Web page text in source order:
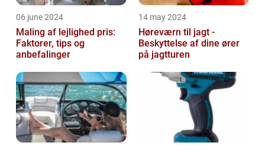
06 june 2024
Maling af lejlighed pris:
Faktorer, tips og
anbefalinger
14 may 2024
Høreværn til jagt -
Beskyttelse af dine ører
på jagtturen